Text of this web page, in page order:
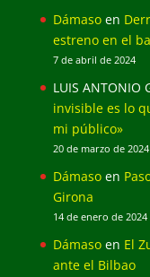
Dámasoen
estreno en el
7 de abril de 2024
LUIS ANTONIO
invisible es lo
mi público»
20 de marzo de 2024
Dámasoen
Girona
14 de enero de 2024
Dámasoen El
ante el Bilbao